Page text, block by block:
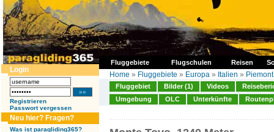
Fluggebiete Flugschulen Reisen
Login
Registrieren
Passwort vergessen
Neu hier? Fragen?
Was ist paragliding365?
Home » Fluggebiete » Europa » Italien » Piemont
Fluggebiet Bilder (1) Videos
Umgebung
OLC Unterkünfte